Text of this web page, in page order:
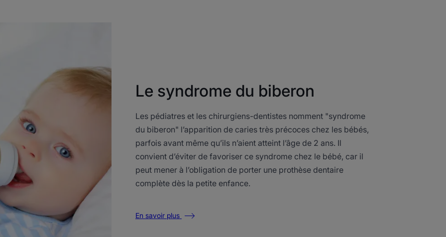
Le syndrome du biberon
Les pédiatres et les chirurgiens-dentistes nomment "syndrome
du biberon" l’apparition de caries très précoces chez les bébés,
parfois avant même qu’ils n’aient atteint l’âge de 2 ans. Il
convient d’éviter de favoriser ce syndrome chez le bébé, car il
peut mener à l’obligation de porter une prothèse dentaire
complète dès la petite enfance.
En savoir plus